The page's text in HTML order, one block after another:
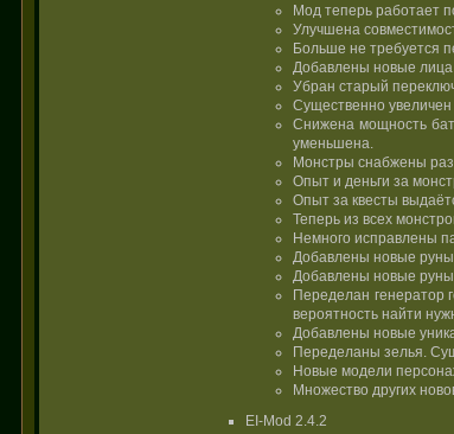
Мод теперь работает
Улучшена
Больше не требуется
Добавлены новые лица
Убран старый
Существенно увеличен
Снижена мощность
уменьшена.
Монстры снабжены
Опыт и деньги за
Опыт за квесты
Теперь из всех
Немного исправлены
Добавлены новые руны
Добавлены новые
Переделан генератор
вероятность найти
Добавлены новые
Переделаны зелья.
Новые модели
Множество других
EI-Mod 2.4.2